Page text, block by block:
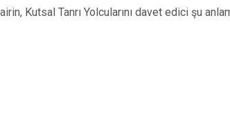
Kutsal Tanrı Yolcularını davet edici şu